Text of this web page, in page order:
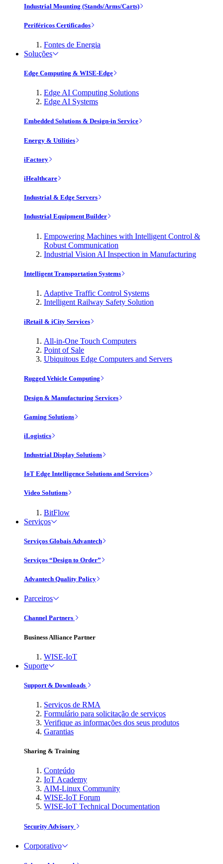
Industrial Mounting (Stands/Arms/Carts)
Periféricos Certificados
Fontes de Energia
Soluções
Edge Computing & WISE-Edge
Edge AI Computing Solutions
Edge AI Systems
Embedded Solutions & Design-in Service
Energy & Utilities
iFactory
iHealthcare
Industrial & Edge Servers
Industrial Equipment Builder
Empowering Machines with Intelligent Control &
Robust Communication
Industrial Vision AI Inspection in Manufacturing
Intelligent Transportation Systems
Adaptive Traffic Control Systems
Intelligent Railway Safety Solution
iRetail & iCity Services
All-in-One Touch Computers
Point of Sale
Ubiquitous Edge Computers and Servers
Rugged Vehicle Computing
Design & Manufacturing Services
Gaming Solutions
iLogistics
Industrial Display Solutions
IoT Edge Intelligence Solutions and Services
Video Solutions
BitFlow
Serviços
Serviços Globais Advantech
Serviços “Design to Order”
Advantech Quality Policy
Parceiros
Channel Partners
Business Alliance Partner
WISE-IoT
Suporte
Support & Downloads
Serviços de RMA
Formulário para solicitação de serviços
Verifique as informações dos seus produtos
Garantias
Sharing & Training
Conteúdo
IoT Academy
AIM-Linux Community
WISE-IoT Forum
WISE-IoT Technical Documentation
Security Advisory
Corporativo